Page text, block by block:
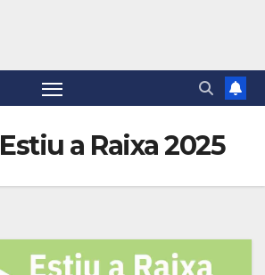
Estiu a Raixa 2025